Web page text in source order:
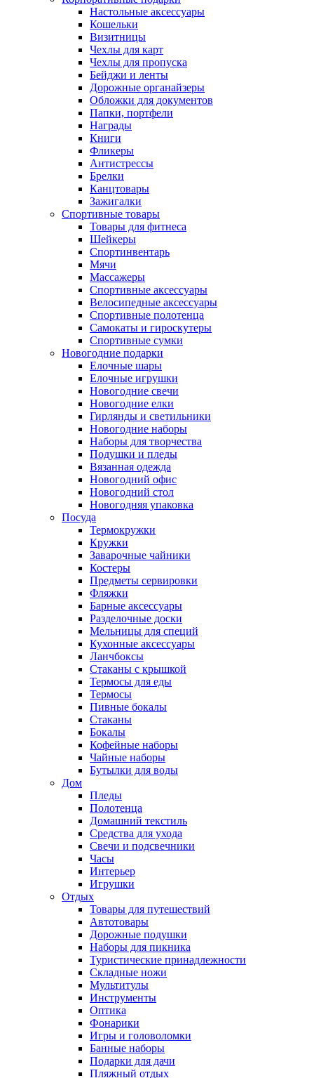
Настольные аксессуары
Кошельки
Визитницы
Чехлы для карт
Чехлы для пропуска
Бейджи и ленты
Дорожные органайзеры
Обложки для документов
Папки, портфели
Награды
Книги
Фликеры
Антистрессы
Брелки
Канцтовары
Зажигалки
Спортивные товары
Товары для фитнеса
Шейкеры
Спортинвентарь
Мячи
Массажеры
Спортивные аксессуары
Велосипедные аксессуары
Спортивные полотенца
Самокаты и гироскутеры
Спортивные сумки
Новогодние подарки
Елочные шары
Елочные игрушки
Новогодние свечи
Новогодние елки
Гирлянды и светильники
Новогодние наборы
Наборы для творчества
Подушки и пледы
Вязанная одежда
Новогодний офис
Новогодний стол
Новогодняя упаковка
Посуда
Термокружки
Кружки
Заварочные чайники
Костеры
Предметы сервировки
Фляжки
Барные аксессуары
Разделочные доски
Мельницы для специй
Кухонные аксессуары
Ланчбоксы
Стаканы с крышкой
Термосы для еды
Термосы
Пивные бокалы
Стаканы
Бокалы
Кофейные наборы
Чайные наборы
Бутылки для воды
Дом
Пледы
Полотенца
Домашний текстиль
Средства для ухода
Свечи и подсвечники
Часы
Интерьер
Игрушки
Отдых
Товары для путешествий
Автотовары
Дорожные подушки
Наборы для пикника
Туристические принадлежности
Складные ножи
Мультитулы
Инструменты
Оптика
Фонарики
Игры и головоломки
Банные наборы
Подарки для дачи
Пляжный отдых